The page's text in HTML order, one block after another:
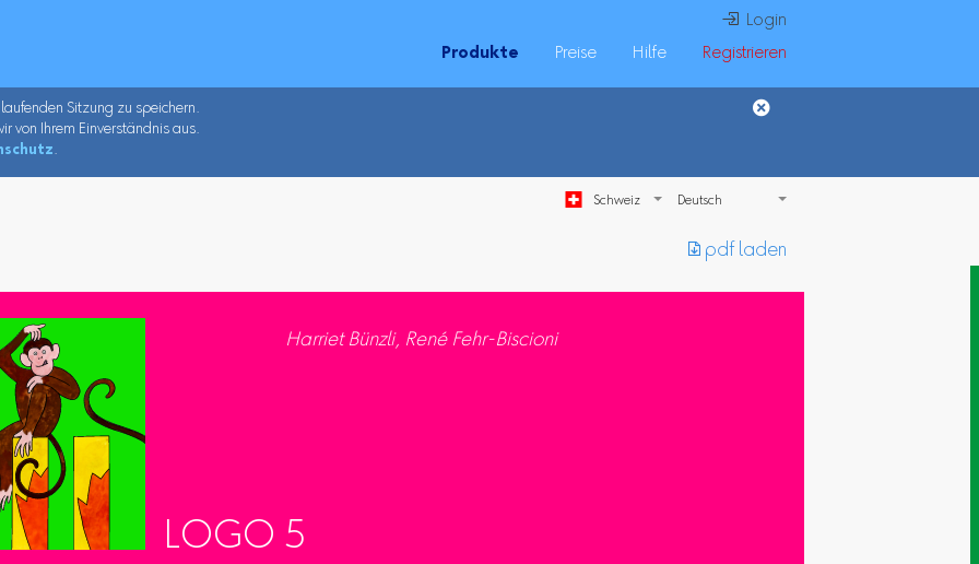
 Login
Produkte
Preise Hilfe Registrieren
Sitzung zu speichern.
von Ihrem Einverständnis aus.
.
Schweiz
︎ pdf laden
Harriet Bünzli, René Fehr-Biscioni
LOGO 5